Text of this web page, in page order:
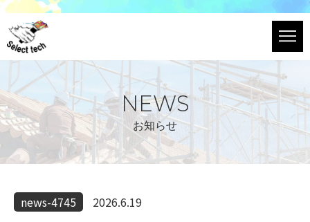
NEWS
お知らせ
news-4745 2026.6.19